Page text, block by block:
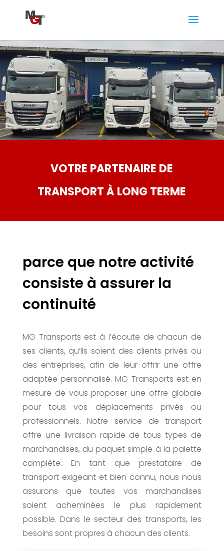
VOTRE PARTENAIRE DE
TRANSPORT À LONG TERME
parce que notre activité
consiste à assurer la
continuité
MG Transports est à l’écoute de chacun de
ses clients, qu’ils soient des clients privés ou
des entreprises, afin de leur offrir une offre
adaptée personnalisé. MG Transports est en
mesure de vous proposer une offre globale
pour tous vos déplacements privés ou
professionnels. Notre service de transport
offre une livraison rapide de tous types de
marchandises, du paquet simple à la palette
complète. En tant que prestataire de
transport exigeant et bien connu, nous nous
assurons que toutes vos marchandises
soient acheminées le plus rapidement
possible. Dans le secteur des transports, les
besoins sont propres à chacun des clients.